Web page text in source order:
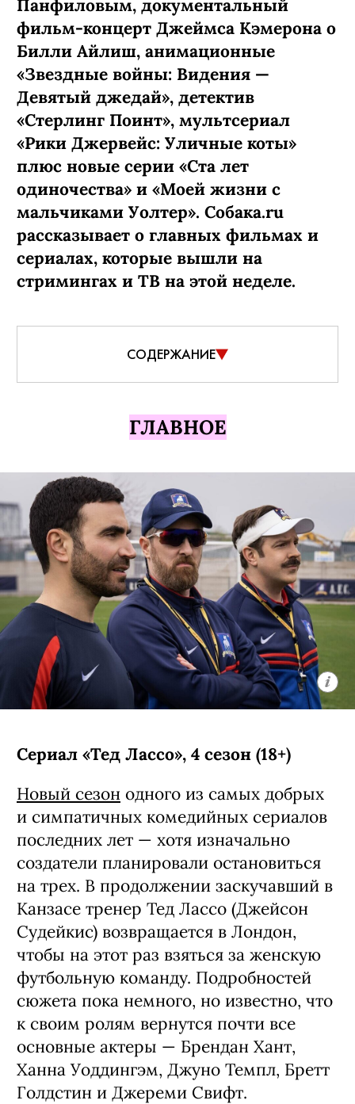
Панфиловым, документальный
фильм-концерт Джеймса Кэмерона о
Билли Айлиш, анимационные
«Звездные войны: Видения —
Девятый джедай», детектив
«Стерлинг Поинт», мультсериал
«Рики Джервейс: Уличные коты»
плюс новые серии «Ста лет
одиночества» и «Моей жизни с
мальчиками Уолтер». Собака.ru
рассказывает о главных фильмах и
сериалах, которые вышли на
стримингах и ТВ на этой неделе.
СОДЕРЖАНИЕ
ГЛАВНОЕ
Сериал «Тед Лассо», 4 сезон (18+)
Новый сезон одного из самых добрых
и симпатичных комедийных сериалов
последних лет — хотя изначально
создатели планировали остановиться
на трех. В продолжении заскучавший в
Канзасе тренер Тед Лассо (Джейсон
Судейкис) возвращается в Лондон,
чтобы на этот раз взяться за женскую
футбольную команду. Подробностей
сюжета пока немного, но известно, что
к своим ролям вернутся почти все
основные актеры — Брендан Хант,
Ханна Уоддингэм, Джуно Темпл, Бретт
Голдстин и Джереми Свифт.